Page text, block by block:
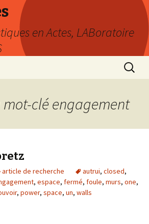
en Actes, LABoratoire
mot-clé engagement
article de recherche autrui, closed,
, espace, fermé, foule, murs, one,
, power, space, un, walls